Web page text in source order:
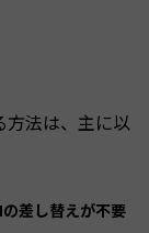
法は、主に以
差し替えが不要